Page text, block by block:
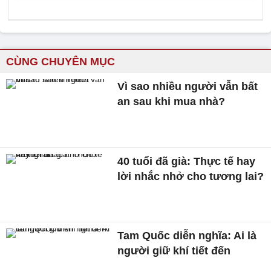
CÙNG CHUYÊN MỤC
Vì sao nhiều người vẫn bất
an sau khi mua nhà?
40 tuổi đã già: Thực tế hay
lời nhắc nhở cho tương lai?
Tam Quốc diễn nghĩa: Ai là
người giữ khí tiết đến